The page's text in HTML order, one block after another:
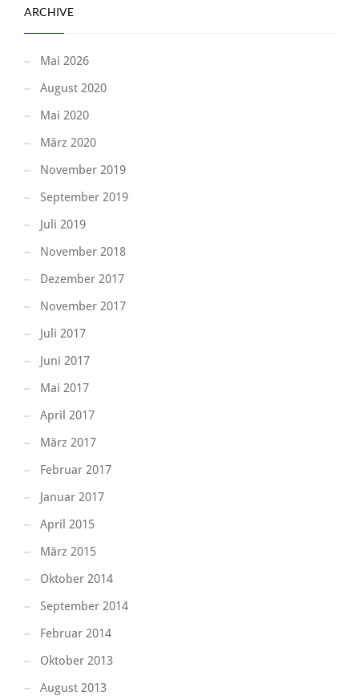
ARCHIVE
Mai 2026
August 2020
Mai 2020
März 2020
November 2019
September 2019
Juli 2019
November 2018
Dezember 2017
November 2017
Juli 2017
Juni 2017
Mai 2017
April 2017
März 2017
Februar 2017
Januar 2017
April 2015
März 2015
Oktober 2014
September 2014
Februar 2014
Oktober 2013
August 2013